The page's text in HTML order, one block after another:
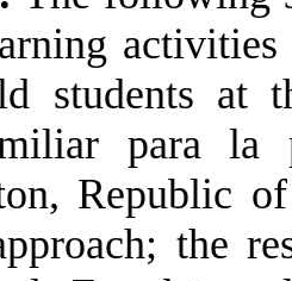
students
para la
Republic
the